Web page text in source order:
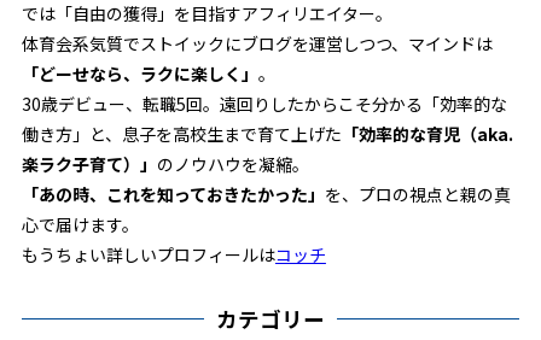
では「自由の獲得」を目指すアフィリエイター。
体育会系気質でストイックにブログを運営しつつ、マインドは
「どーせなら、ラクに楽しく」 。
30歳デビュー、転職5回。遠回りしたからこそ分かる「効率的な
働き方」と、息子を高校生まで育て上げた 「効率的な育児（aka.
楽ラク子育て）」 のノウハウを凝縮。
「あの時、これを知っておきたかった」 を、プロの視点と親の真
心で届けます。
もうちょい詳しいプロフィールはコッチ
カテゴリー